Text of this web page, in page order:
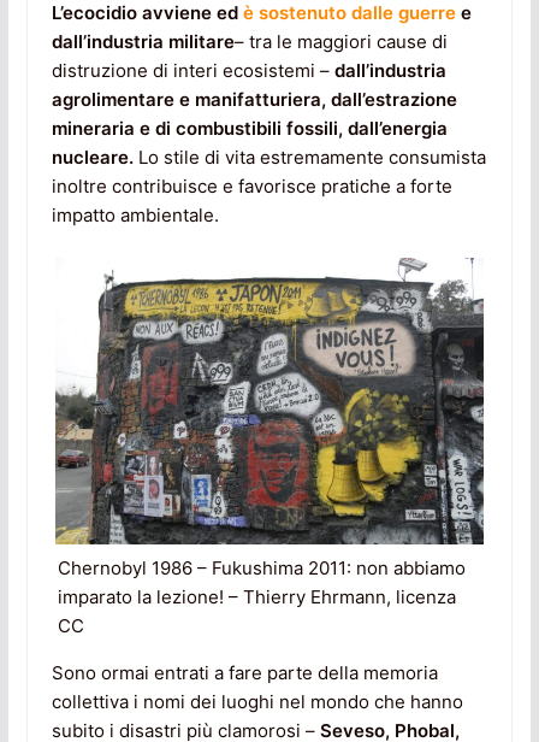
L’ecocidio avviene ed è sostenuto dalle guerree
dall’industria militare– tra le maggiori cause di
distruzione di interi ecosistemi – dall’industria
agrolimentare e manifatturiera, dall’estrazione
mineraria e di combustibili fossili, dall’energia
nucleare.Lo stile di vita estremamente consumista
inoltre contribuisce e favorisce pratiche a forte
impatto ambientale.
Chernobyl 1986 – Fukushima 2011: non abbiamo
imparato la lezione! – Thierry Ehrmann, licenza
CC
Sono ormai entrati a fare parte della memoria
collettiva i nomi dei luoghi nel mondo che hanno
subito i disastri più clamorosi – Seveso, Phobal,